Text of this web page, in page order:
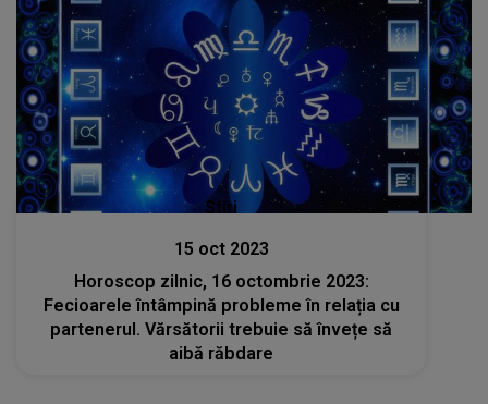
Stiri
15 oct 2023
Horoscop zilnic, 16 octombrie 2023:
Fecioarele întâmpină probleme în relația cu
partenerul. Vărsătorii trebuie să învețe să
aibă răbdare